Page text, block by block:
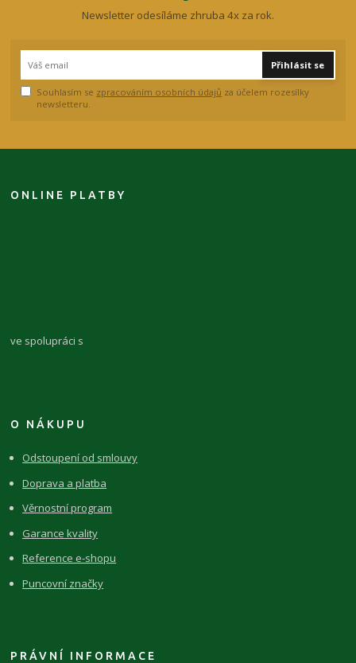
Newsletter odesíláme zhruba 4x za rok.
Přihlásit se
Souhlasím se zpracováním osobních údajů za účelem rozesílky
newsletteru.
ONLINE PLATBY
ve spolupráci s
O NÁKUPU
Odstoupení od smlouvy
Doprava a platba
Věrnostní program
Garance kvality
Reference e-shopu
Puncovní značky
PRÁVNÍ INFORMACE